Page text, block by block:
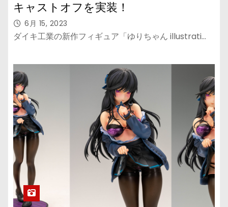
キャストオフを実装！
6月 15, 2023
ダイキ工業の新作フィギュア「ゆりちゃん illustrati…